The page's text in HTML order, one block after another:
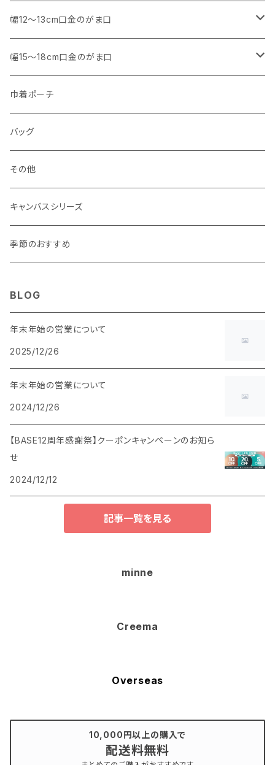
マチなし
マチあり
・ くし形・丸型
マチなし
マチあり
・ 角型
マチなし
マチあり
・ くし形
マチなし
マチあり
幅12～13cm口金のがま口
・ 親子がま口 角型
マチなし
マチあり
・ 親子がま口 くし形
マチなし
マチあり
・ ポーチタイプ 角型
マチなし
マチあり
・ ポーチタイプ くし形
マチなし
マチあり
幅15～18cm口金のがま口
・ 角型
マチなし
マチあり
・ くし形
マチなし
マチあり
巾着ポーチ
バッグ
その他
キャンバスシリーズ
季節のおすすめ
BLOG
年末年始の営業について
2025/12/26
年末年始の営業について
2024/12/26
【BASE12周年感謝祭】クーポンキャンペーンのお知ら
せ
2024/12/12
記事一覧を見る
minne
Creema
Overseas
10,000円以上の購入で
配送料無料